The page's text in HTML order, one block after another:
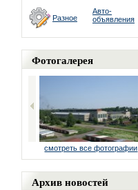
Разное
Авто-
объявления
Фотогалерея
смотреть все фотографии
Архив новостей